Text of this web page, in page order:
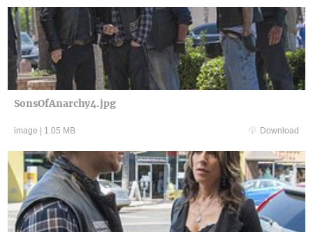
SonsOfAnarchy4.jpg
image 1.05 MB Download